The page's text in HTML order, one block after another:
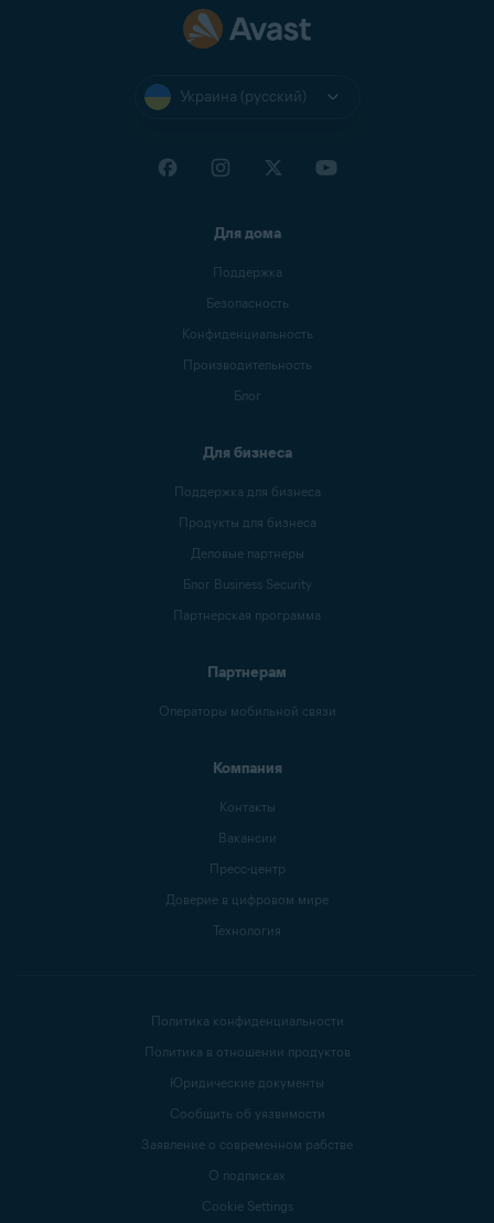
Украина (русский)
Для дома
Поддержка
Безопасность
Конфиденциальность
Производительность
Блог
Для бизнеса
Поддержка для бизнеса
Продукты для бизнеса
Деловые партнеры
Блог Business Security
Партнерская программа
Партнерам
Операторы мобильной связи
Компания
Контакты
Вакансии
Пресс-центр
Доверие в цифровом мире
Технология
Политика конфиденциальности
Политика в отношении продуктов
Юридические документы
Сообщить об уязвимости
Заявление о современном рабстве
О подписках
Cookie Settings